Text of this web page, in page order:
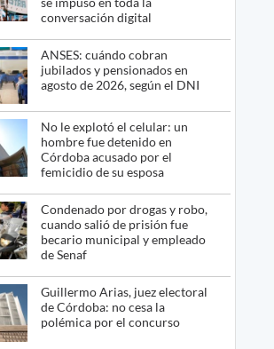
conversación digital
ANSES: cuándo cobran
jubilados y pensionados en
agosto de 2026, según el DNI
No le explotó el celular: un
hombre fue detenido en
Córdoba acusado por el
femicidio de su esposa
Condenado por drogas y robo,
cuando salió de prisión fue
becario municipal y empleado
de Senaf
Guillermo Arias, juez electoral
de Córdoba: no cesa la
polémica por el concurso